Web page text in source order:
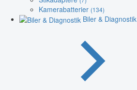
Kamerabatterier (134)
Biler & Diagnostik